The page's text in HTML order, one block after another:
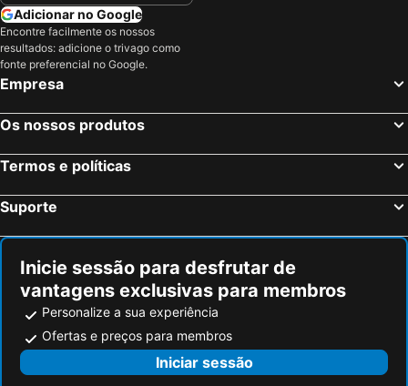
Kudahuvadhoo, Medu Hotéis
Atol RAA, Uthuru Hotéis
Adicionar no Google
Encontre facilmente os nossos
resultados: adicione o trivago como
fonte preferencial no Google.
Empresa
Os nossos produtos
Termos e políticas
Suporte
Inicie sessão para desfrutar de
vantagens exclusivas para membros
Personalize a sua experiência
Ofertas e preços para membros
Iniciar sessão